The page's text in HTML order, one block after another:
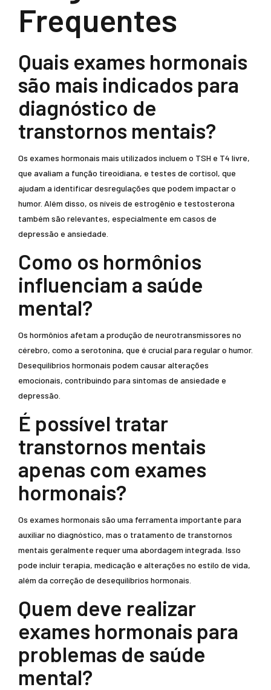
Frequentes
Quais exames hormonais
são mais indicados para
diagnóstico de
transtornos mentais?
Os exames hormonais mais utilizados incluem o TSH e T4 livre,
que avaliam a função tireoidiana, e testes de cortisol, que
ajudam a identificar desregulações que podem impactar o
humor. Além disso, os níveis de estrogênio e testosterona
também são relevantes, especialmente em casos de
depressão e ansiedade.
Como os hormônios
influenciam a saúde
mental?
Os hormônios afetam a produção de neurotransmissores no
cérebro, como a serotonina, que é crucial para regular o humor.
Desequilíbrios hormonais podem causar alterações
emocionais, contribuindo para sintomas de ansiedade e
depressão.
É possível tratar
transtornos mentais
apenas com exames
hormonais?
Os exames hormonais são uma ferramenta importante para
auxiliar no diagnóstico, mas o tratamento de transtornos
mentais geralmente requer uma abordagem integrada. Isso
pode incluir terapia, medicação e alterações no estilo de vida,
além da correção de desequilíbrios hormonais.
Quem deve realizar
exames hormonais para
problemas de saúde
mental?